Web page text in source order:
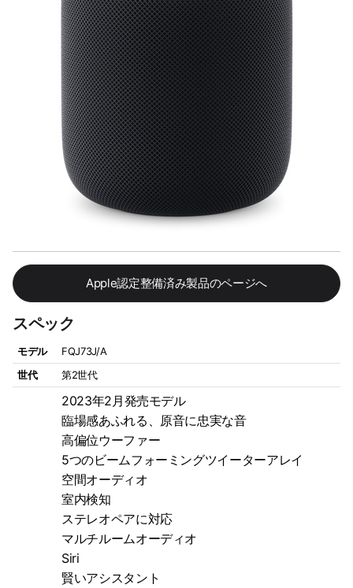
Apple認定整備済み製品のページへ
スペック
モデル
FQJ73J/A
世代
第2世代
2023年2月発売モデル
臨場感あふれる、原音に忠実な音
高偏位ウーファー
5つのビームフォーミングツイーターアレイ
空間オーディオ
室内検知
ステレオペアに対応
マルチルームオーディオ
Siri
賢いアシスタント